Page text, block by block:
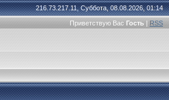
216.73.217.11, Суббота, 08.08.2026, 01:14
Приветствую Вас Гость | RSS